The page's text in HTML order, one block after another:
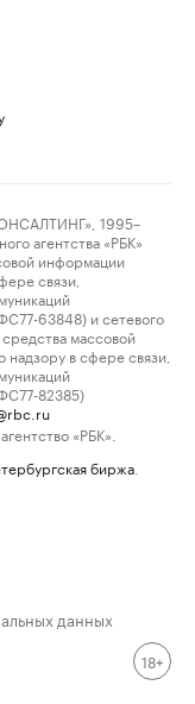
1995–
агентства «РБК»
информации
связи,
63848) и сетевого
массовой
в сфере связи,
82385)
«РБК».
биржа
данных
18+